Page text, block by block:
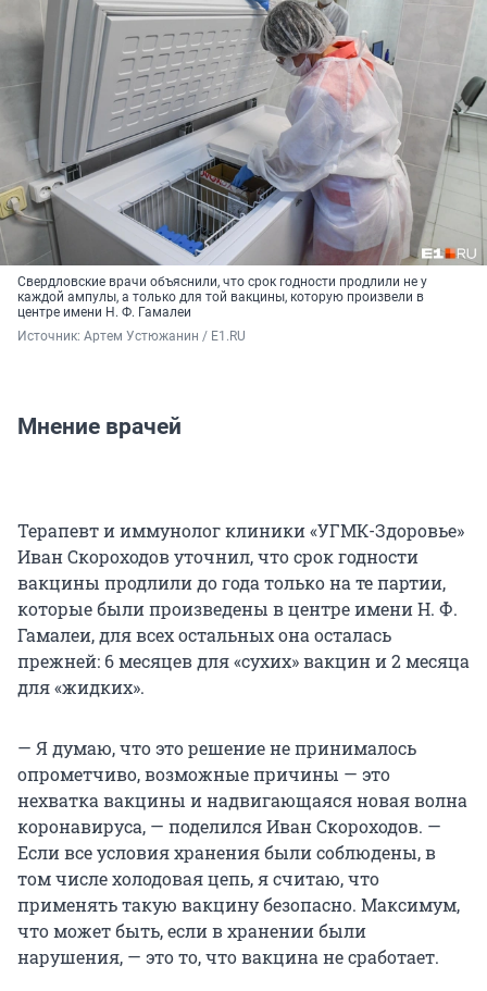
Свердловские врачи объяснили, что срок годности продлили не у
каждой ампулы, а только для той вакцины, которую произвели в
центре имени Н. Ф. Гамалеи
Источник: Артем Устюжанин / E1.RU
Мнение врачей
Терапевт и иммунолог клиники «УГМК-Здоровье»
Иван Скороходов уточнил, что срок годности
вакцины продлили до года только на те партии,
которые были произведены в центре имени Н. Ф.
Гамалеи, для всех остальных она осталась
прежней: 6 месяцев для «сухих» вакцин и 2 месяца
для «жидких».
— Я думаю, что это решение не принималось
опрометчиво, возможные причины — это
нехватка вакцины и надвигающаяся новая волна
коронавируса, — поделился Иван Скороходов. —
Если все условия хранения были соблюдены, в
том числе холодовая цепь, я считаю, что
применять такую вакцину безопасно. Максимум,
что может быть, если в хранении были
нарушения, — это то, что вакцина не сработает.